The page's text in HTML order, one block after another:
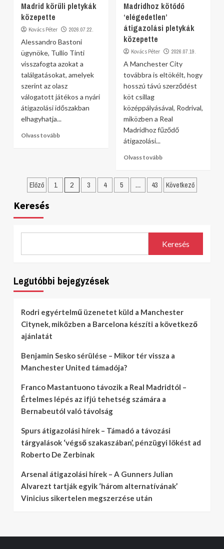
Madrid körüli pletykák
közepette
Kovács Péter 2026.07.22.
Alessandro Bastoni
ügynöke, Tullio Tinti
visszafogta azokat a
találgatásokat, amelyek
szerint az olasz
válogatott játékos a nyári
átigazolási időszakban
elhagyhatja...
Olvass tovább
Madridhoz kötődő
‘elégedetlen’
átigazolási pletykák
közepette
Kovács Péter 2026.07.19.
A Manchester City
továbbra is eltökélt, hogy
hosszú távú szerződést
köt csillag
középpályásával, Rodrival,
miközben a Real
Madridhoz fűződő
átigazolási...
Olvass tovább
Bejegyzések
Előző 1 2 3 4 5 … 43 Következő
Keresés
Keresés
Legutóbbi bejegyzések
Rodri egyértelmű üzenetet küld a Manchester
Citynek, miközben a Barcelona készíti a következő
ajánlatát
Benjamin Sesko sérülése – Mikor tér vissza a
Manchester United támadója?
Franco Mastantuono távozik a Real Madridtól –
Értelmes lépés az ifjú tehetség számára a
Bernabeutól való távolság
Spurs átigazolási hírek – Támadó a távozási
tárgyalások ‘végső szakaszában’, pénzügyi lökést ad
Roberto De Zerbinak
Arsenal átigazolási hírek – A Gunners Julian
Alvarezt tartják egyik ‘három alternatívának’
Vinicius sikertelen megszerzése után